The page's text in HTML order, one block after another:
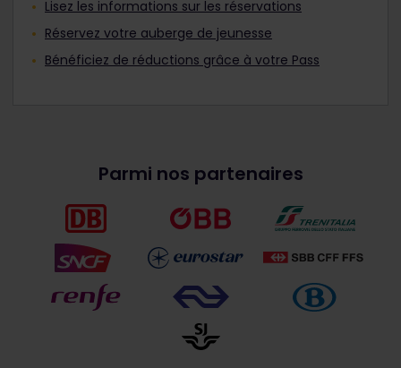
Lisez les informations sur les réservations
Réservez votre auberge de jeunesse
Bénéficiez de réductions grâce à votre Pass
Parmi nos partenaires